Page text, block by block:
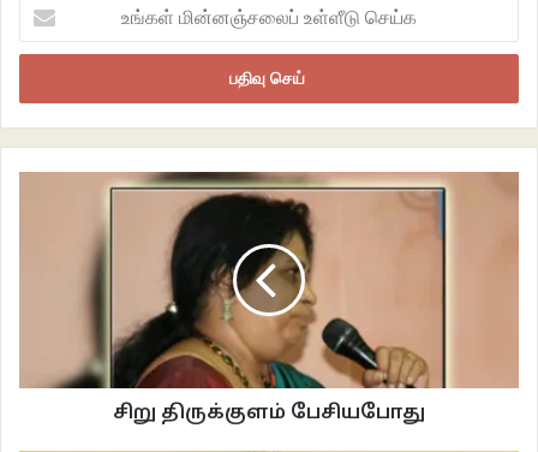
மின்னஞ்சலைப்
உள்ளீடு
சிறு திருக்குளம் பேசியபோது